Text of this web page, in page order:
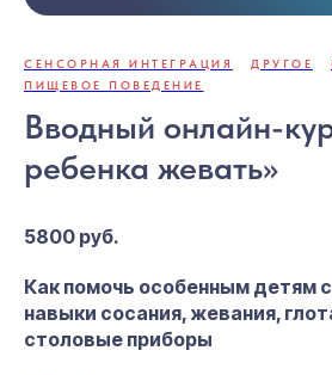
СЕНСОРНАЯ ИНТЕГРАЦИЯ ДРУГОЕ
ПИЩЕВОЕ ПОВЕДЕНИЕ
Вводный онлайн-
ребенка жевать»
5800 руб.
Как помочь особенным детям
навыки сосания, жевания,
столовые приборы